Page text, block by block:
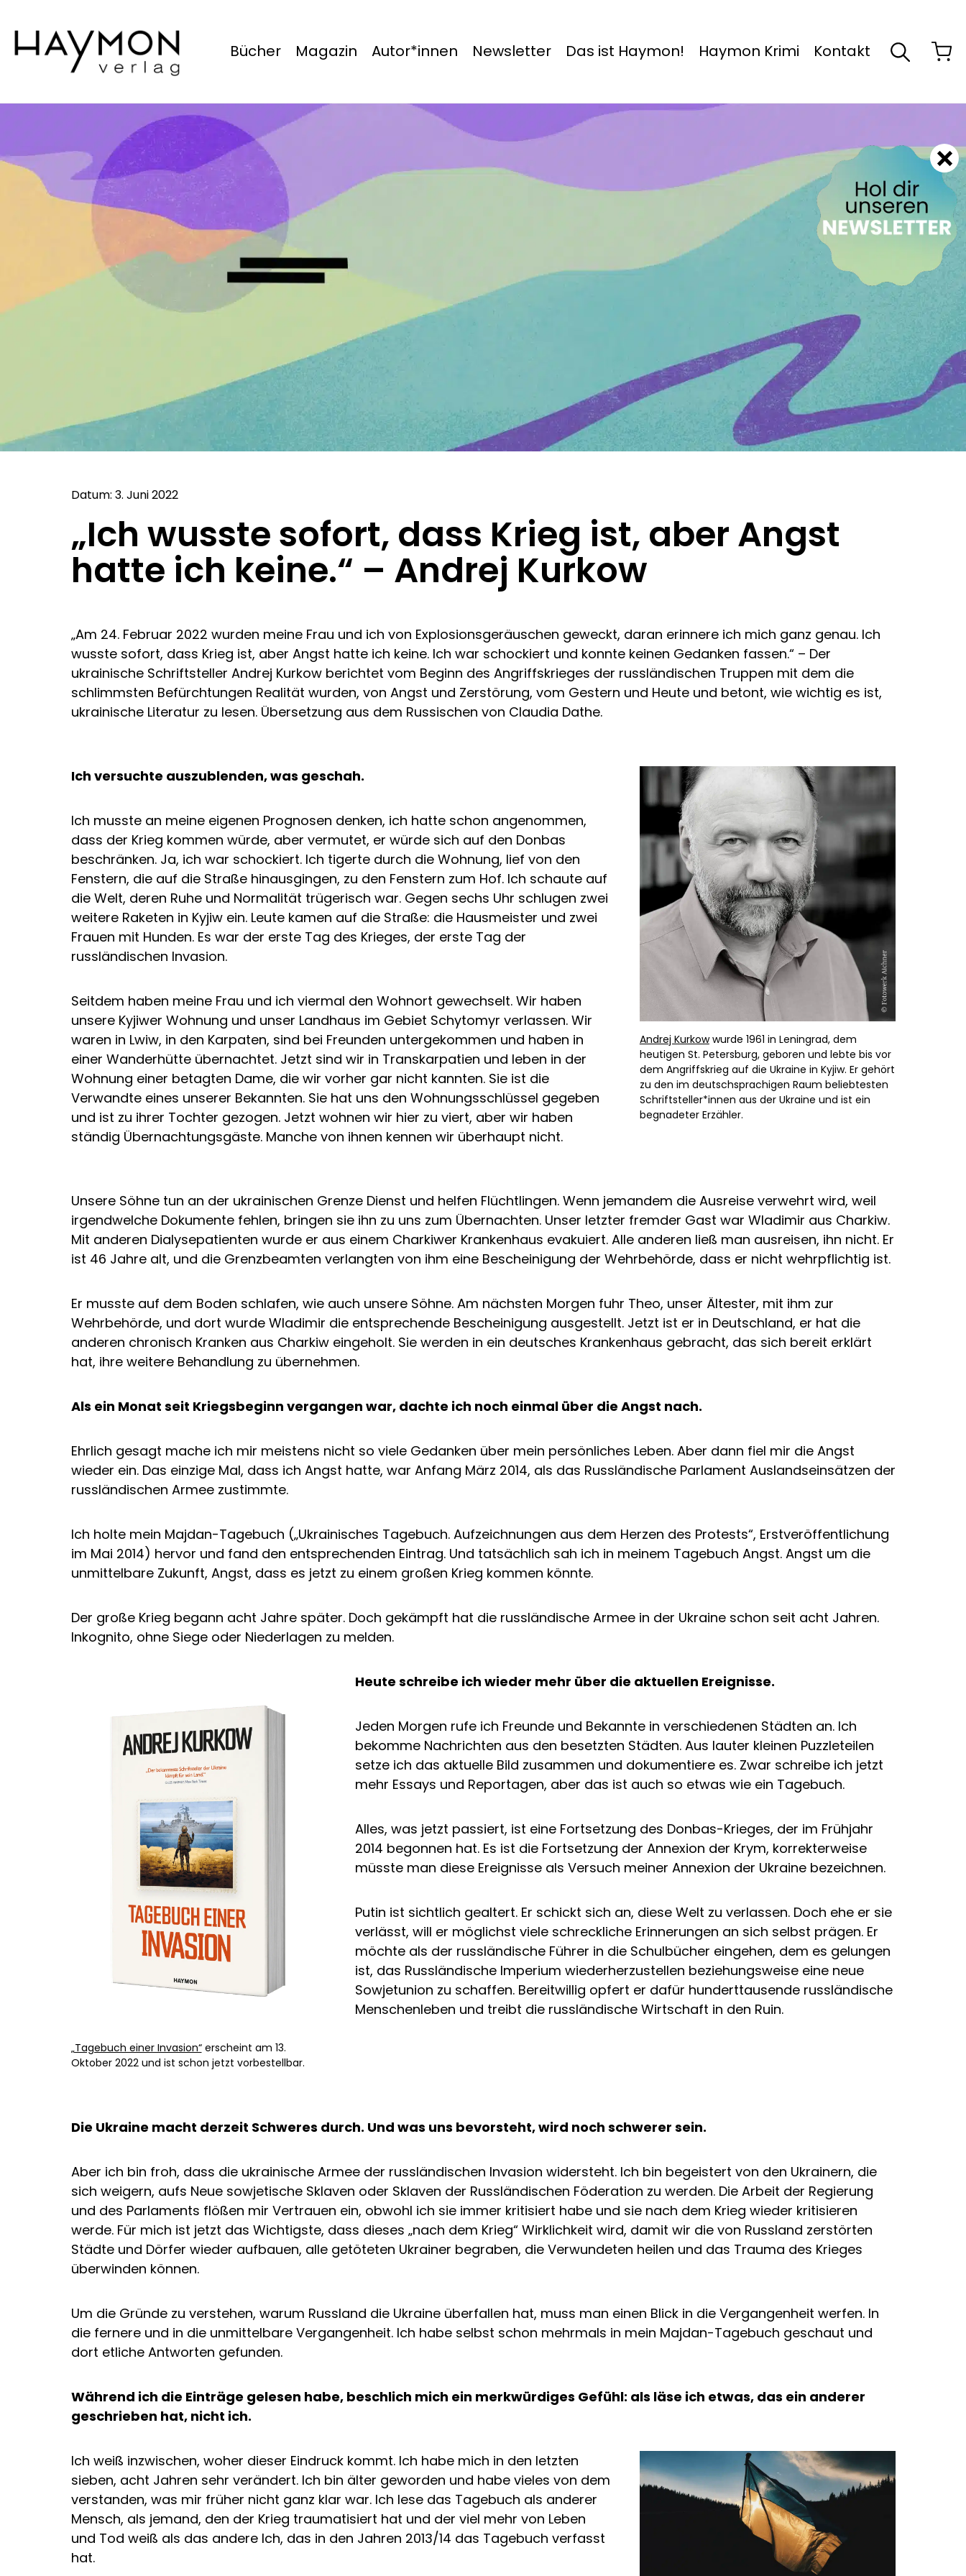
Bücher Magazin Autor*innen Newsletter Das ist Haymon! Haymon Krimi Kontakt
Datum: 3. Juni 2022
„Ich wusste sofort, dass Krieg ist, aber Angst
hatte ich keine.“ – Andrej Kurkow
„Am 24. Februar 2022 wurden meine Frau und ich von Explosionsgeräuschen geweckt, daran erinnere ich mich ganz genau. Ich
wusste sofort, dass Krieg ist, aber Angst hatte ich keine. Ich war schockiert und konnte keinen Gedanken fassen.“ – Der
ukrainische Schriftsteller Andrej Kurkow berichtet vom Beginn des Angriffskrieges der russländischen Truppen mit dem die
schlimmsten Befürchtungen Realität wurden, von Angst und Zerstörung, vom Gestern und Heute und betont, wie wichtig es ist,
ukrainische Literatur zu lesen. Übersetzung aus dem Russischen von Claudia Dathe.
Andrej Kurkowwurde 1961 in Leningrad, dem
heutigen St. Petersburg, geboren und lebte bis vor
dem Angriffskrieg auf die Ukraine in Kyjiw. Er gehört
zu den im deutschsprachigen Raum beliebtesten
Schriftsteller*innen aus der Ukraine und ist ein
begnadeter Erzähler.
Ich versuchte auszublenden, was geschah.
Ich musste an meine eigenen Prognosen denken, ich hatte schon angenommen,
dass der Krieg kommen würde, aber vermutet, er würde sich auf den Donbas
beschränken. Ja, ich war schockiert. Ich tigerte durch die Wohnung, lief von den
Fenstern, die auf die Straße hinausgingen, zu den Fenstern zum Hof. Ich schaute auf
die Welt, deren Ruhe und Normalität trügerisch war. Gegen sechs Uhr schlugen zwei
weitere Raketen in Kyjiw ein. Leute kamen auf die Straße: die Hausmeister und zwei
Frauen mit Hunden. Es war der erste Tag des Krieges, der erste Tag der
russländischen Invasion.
Seitdem haben meine Frau und ich viermal den Wohnort gewechselt. Wir haben
unsere Kyjiwer Wohnung und unser Landhaus im Gebiet Schytomyr verlassen. Wir
waren in Lwiw, in den Karpaten, sind bei Freunden untergekommen und haben in
einer Wanderhütte übernachtet. Jetzt sind wir in Transkarpatien und leben in der
Wohnung einer betagten Dame, die wir vorher gar nicht kannten. Sie ist die
Verwandte eines unserer Bekannten. Sie hat uns den Wohnungsschlüssel gegeben
und ist zu ihrer Tochter gezogen. Jetzt wohnen wir hier zu viert, aber wir haben
ständig Übernachtungsgäste. Manche von ihnen kennen wir überhaupt nicht.
Unsere Söhne tun an der ukrainischen Grenze Dienst und helfen Flüchtlingen. Wenn jemandem die Ausreise verwehrt wird, weil
irgendwelche Dokumente fehlen, bringen sie ihn zu uns zum Übernachten. Unser letzter fremder Gast war Wladimir aus Charkiw.
Mit anderen Dialysepatienten wurde er aus einem Charkiwer Krankenhaus evakuiert. Alle anderen ließ man ausreisen, ihn nicht. Er
ist 46 Jahre alt, und die Grenzbeamten verlangten von ihm eine Bescheinigung der Wehrbehörde, dass er nicht wehrpflichtig ist.
Er musste auf dem Boden schlafen, wie auch unsere Söhne. Am nächsten Morgen fuhr Theo, unser Ältester, mit ihm zur
Wehrbehörde, und dort wurde Wladimir die entsprechende Bescheinigung ausgestellt. Jetzt ist er in Deutschland, er hat die
anderen chronisch Kranken aus Charkiw eingeholt. Sie werden in ein deutsches Krankenhaus gebracht, das sich bereit erklärt
hat, ihre weitere Behandlung zu übernehmen.
Als ein Monat seit Kriegsbeginn vergangen war, dachte ich noch einmal über die Angst nach.
Ehrlich gesagt mache ich mir meistens nicht so viele Gedanken über mein persönliches Leben. Aber dann fiel mir die Angst
wieder ein. Das einzige Mal, dass ich Angst hatte, war Anfang März 2014, als das Russländische Parlament Auslandseinsätzen der
russländischen Armee zustimmte.
Ich holte mein Majdan-Tagebuch („Ukrainisches Tagebuch. Aufzeichnungen aus dem Herzen des Protests“, Erstveröffentlichung
im Mai 2014) hervor und fand den entsprechenden Eintrag. Und tatsächlich sah ich in meinem Tagebuch Angst. Angst um die
unmittelbare Zukunft, Angst, dass es jetzt zu einem großen Krieg kommen könnte.
Der große Krieg begann acht Jahre später. Doch gekämpft hat die russländische Armee in der Ukraine schon seit acht Jahren.
Inkognito, ohne Siege oder Niederlagen zu melden.
„Tagebuch einer Invasion“erscheint am 13.
Oktober 2022 und ist schon jetzt vorbestellbar.
Heute schreibe ich wieder mehr über die aktuellen Ereignisse.
Jeden Morgen rufe ich Freunde und Bekannte in verschiedenen Städten an. Ich
bekomme Nachrichten aus den besetzten Städten. Aus lauter kleinen Puzzleteilen
setze ich das aktuelle Bild zusammen und dokumentiere es. Zwar schreibe ich jetzt
mehr Essays und Reportagen, aber das ist auch so etwas wie ein Tagebuch.
Alles, was jetzt passiert, ist eine Fortsetzung des Donbas-Krieges, der im Frühjahr
2014 begonnen hat. Es ist die Fortsetzung der Annexion der Krym, korrekterweise
müsste man diese Ereignisse als Versuch meiner Annexion der Ukraine bezeichnen.
Putin ist sichtlich gealtert. Er schickt sich an, diese Welt zu verlassen. Doch ehe er sie
verlässt, will er möglichst viele schreckliche Erinnerungen an sich selbst prägen. Er
möchte als der russländische Führer in die Schulbücher eingehen, dem es gelungen
ist, das Russländische Imperium wiederherzustellen beziehungsweise eine neue
Sowjetunion zu schaffen. Bereitwillig opfert er dafür hunderttausende russländische
Menschenleben und treibt die russländische Wirtschaft in den Ruin.
Die Ukraine macht derzeit Schweres durch. Und was uns bevorsteht, wird noch schwerer sein.
Aber ich bin froh, dass die ukrainische Armee der russländischen Invasion widersteht. Ich bin begeistert von den Ukrainern, die
sich weigern, aufs Neue sowjetische Sklaven oder Sklaven der Russländischen Föderation zu werden. Die Arbeit der Regierung
und des Parlaments flößen mir Vertrauen ein, obwohl ich sie immer kritisiert habe und sie nach dem Krieg wieder kritisieren
werde. Für mich ist jetzt das Wichtigste, dass dieses „nach dem Krieg“ Wirklichkeit wird, damit wir die von Russland zerstörten
Städte und Dörfer wieder aufbauen, alle getöteten Ukrainer begraben, die Verwundeten heilen und das Trauma des Krieges
überwinden können.
Um die Gründe zu verstehen, warum Russland die Ukraine überfallen hat, muss man einen Blick in die Vergangenheit werfen. In
die fernere und in die unmittelbare Vergangenheit. Ich habe selbst schon mehrmals in mein Majdan-Tagebuch geschaut und
dort etliche Antworten gefunden.
Während ich die Einträge gelesen habe, beschlich mich ein merkwürdiges Gefühl: als läse ich etwas, das ein anderer
geschrieben hat, nicht ich.
Ich weiß inzwischen, woher dieser Eindruck kommt. Ich habe mich in den letzten
sieben, acht Jahren sehr verändert. Ich bin älter geworden und habe vieles von dem
verstanden, was mir früher nicht ganz klar war. Ich lese das Tagebuch als anderer
Mensch, als jemand, den der Krieg traumatisiert hat und der viel mehr von Leben
und Tod weiß als das andere Ich, das in den Jahren 2013/14 das Tagebuch verfasst
hat.